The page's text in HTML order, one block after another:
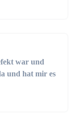
war und
und hat mir es